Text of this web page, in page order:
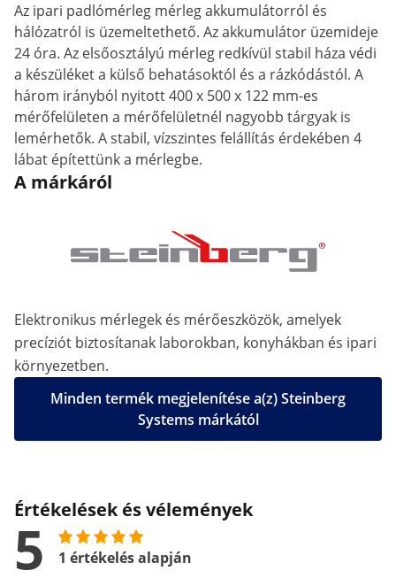
Az ipari padlómérleg mérleg akkumulátorról és
hálózatról is üzemeltethető. Az akkumulátor üzemideje
24 óra. Az elsőosztályú mérleg redkívül stabil háza védi
a készüléket a külső behatásoktól és a rázkódástól. A
három irányból nyitott 400 x 500 x 122 mm-es
mérőfelületen a mérőfelületnél nagyobb tárgyak is
lemérhetők. A stabil, vízszintes felállítás érdekében 4
lábat építettünk a mérlegbe.
A márkáról
Elektronikus mérlegek és mérőeszközök, amelyek
precíziót biztosítanak laborokban, konyhákban és ipari
környezetben.
Minden termék megjelenítése a(z) Steinberg
Systems márkától
Értékelések és vélemények
5 1 értékelés alapján